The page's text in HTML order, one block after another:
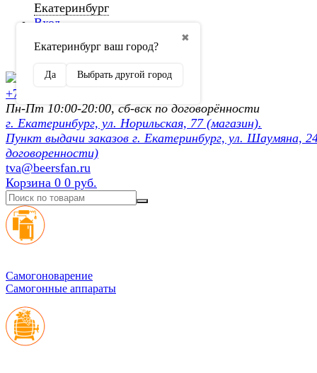
Екатеринбург
✖
Екатеринбург ваш город?
Да Выбрать другой город
Вход
Регистрация
+7 (902) 872-54-70
Пн-Пт 10:00-20:00, сб-вск по договорённости
г. Екатеринбург, ул. Норильская, 77 (магазин).
Пункт выдачи заказов г. Екатеринбург, ул. Шаумяна,
договоренности)
tva@beersfan.ru
Корзина 0 0 руб.
Cамогоноварение
Самогонные аппараты